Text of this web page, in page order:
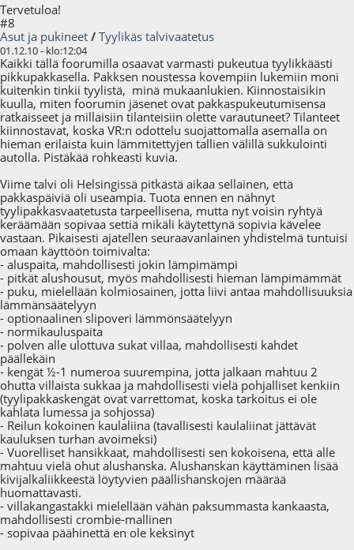
Tervetuloa!
#8
Asut ja pukineet / Tyylikäs talvivaatetus
01.12.10 - klo:12:04
Kaikki tällä foorumilla osaavat varmasti pukeutua tyylikkäästi
pikkupakkasella. Pakksen noustessa kovempiin lukemiin moni
kuitenkin tinkii tyylistä, minä mukaanlukien. Kiinnostaisikin
kuulla, miten foorumin jäsenet ovat pakkaspukeutumisensa
ratkaisseet ja millaisiin tilanteisiin olette varautuneet? Tilanteet
kiinnostavat, koska VR:n odottelu suojattomalla asemalla on
hieman erilaista kuin lämmitettyjen tallien välillä sukkulointi
autolla. Pistäkää rohkeasti kuvia.
Viime talvi oli Helsingissä pitkästä aikaa sellainen, että
pakkaspäiviä oli useampia. Tuota ennen en nähnyt
tyylipakkasvaatetusta tarpeellisena, mutta nyt voisin ryhtyä
keräämään sopivaa settiä mikäli käytettynä sopivia kävelee
vastaan. Pikaisesti ajatellen seuraavanlainen yhdistelmä tuntuisi
omaan käyttöön toimivalta:
- aluspaita, mahdollisesti jokin lämpimämpi
- pitkät alushousut, myös mahdollisesti hieman lämpimämmät
- puku, mielellään kolmiosainen, jotta liivi antaa mahdollisuuksia
lämmänsäätelyyn
- optionaalinen slipoveri lämmönsäätelyyn
- normikauluspaita
- polven alle ulottuva sukat villaa, mahdollisesti kahdet
päällekäin
- kengät ½-1 numeroa suurempina, jotta jalkaan mahtuu 2
ohutta villaista sukkaa ja mahdollisesti vielä pohjalliset kenkiin
(tyylipakkaskengät ovat varrettomat, koska tarkoitus ei ole
kahlata lumessa ja sohjossa)
- Reilun kokoinen kaulaliina (tavallisesti kaulaliinat jättävät
kauluksen turhan avoimeksi)
- Vuorelliset hansikkaat, mahdollisesti sen kokoisena, että alle
mahtuu vielä ohut alushanska. Alushanskan käyttäminen lisää
kivijalkaliikkeestä löytyvien päällishanskojen määrää
huomattavasti.
- villakangastakki mielellään vähän paksummasta kankaasta,
mahdollisesti crombie-mallinen
- sopivaa päähinettä en ole keksinyt